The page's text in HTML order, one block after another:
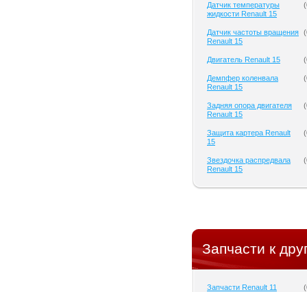
Датчик температуры
жидкости Renault 15
(
Датчик частоты вращения
Renault 15
(
Двигатель Renault 15 (
Демпфер коленвала
Renault 15
(
Задняя опора двигателя
Renault 15
(
Защита картера Renault
15
(
Звездочка распредвала
Renault 15
(
Запчасти к
Запчасти Renault 11 (